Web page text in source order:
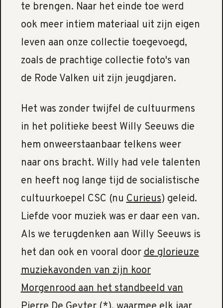
te brengen. Naar het einde toe werd
ook meer intiem materiaal uit zijn eigen
leven aan onze collectie toegevoegd,
zoals de prachtige collectie foto's van
de Rode Valken uit zijn jeugdjaren.
Het was zonder twijfel de cultuurmens
in het politieke beest Willy Seeuws die
hem onweerstaanbaar telkens weer
naar ons bracht. Willy had vele talenten
en heeft nog lange tijd de socialistische
cultuurkoepel CSC (nuCurieus) geleid.
Liefde voor muziek was er daar een van.
Als we terugdenken aan Willy Seeuws is
het dan ook en vooral doorde glorieuze
muziekavonden van zijn koor
Morgenrood aan het standbeeld van